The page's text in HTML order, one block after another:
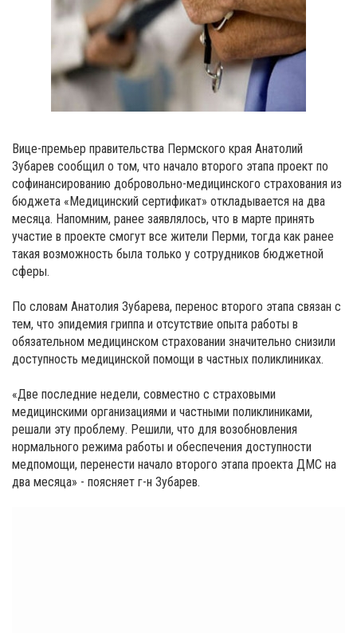
Вице-премьер правительства Пермского края Анатолий
Зубарев сообщил о том, что начало второго этапа проект по
софинансированию добровольно-медицинского страхования из
бюджета «Медицинский сертификат» откладывается на два
месяца. Напомним, ранее заявлялось, что в марте принять
участие в проекте смогут все жители Перми, тогда как ранее
такая возможность была только у сотрудников бюджетной
сферы.
По словам Анатолия Зубарева, перенос второго этапа связан с
тем, что эпидемия гриппа и отсутствие опыта работы в
обязательном медицинском страховании значительно снизили
доступность медицинской помощи в частных поликлиниках.
«Две последние недели, совместно с страховыми
медицинскими организациями и частными поликлиниками,
решали эту проблему. Решили, что для возобновления
нормального режима работы и обеспечения доступности
медпомощи, перенести начало второго этапа проекта ДМС на
два месяца» - поясняет г-н Зубарев.